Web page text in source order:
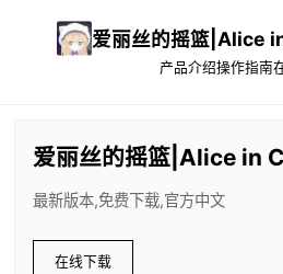
爱丽丝的摇篮|Alice
产品介绍操作指南
爱丽丝的摇篮|Alice in
最新版本,免费下载,官方中文
在线下载